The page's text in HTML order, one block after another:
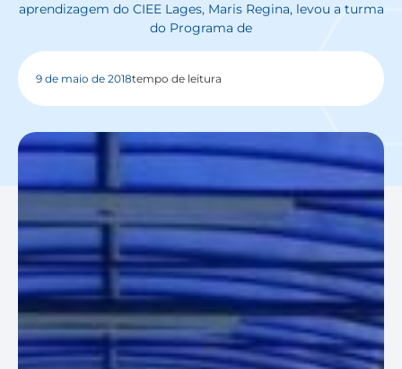
aprendizagem do CIEE Lages, Maris Regina, levou a turma
do Programa de
9 de maio de 2018tempo de leitura